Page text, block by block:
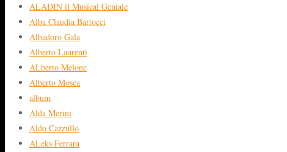
ALADIN il Musical Geniale
Alba Claudia Bartocci
Albadoro Gala
Alberto Laurenti
ALberto Melone
Alberto Mosca
album
Alda Merini
Aldo Cazzullo
ALeks Ferrara